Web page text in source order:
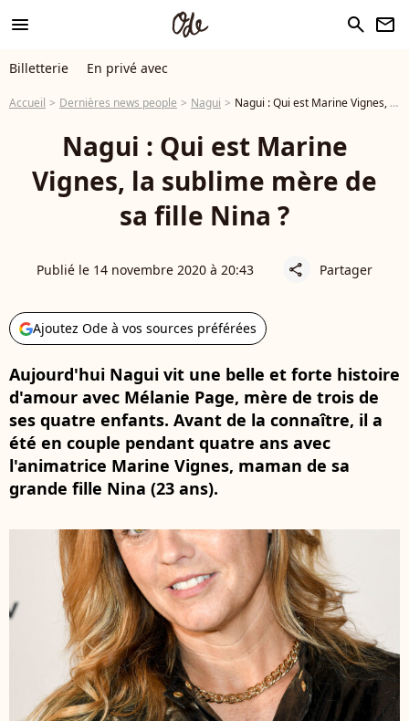
menu search newsletter
Billetterie En privé avec
Accueil Dernières news people Nagui Nagui : Qui est Marine Vignes, la sublime mère de sa fille Nina ?
Nagui : Qui est Marine
Vignes, la sublime mère de
sa fille Nina ?
Publié le 14 novembre 2020 à 20:43 share Partager
Ajoutez Ode à vos sources préférées
Aujourd'hui Nagui vit une belle et forte histoire
d'amour avec Mélanie Page, mère de trois de
ses quatre enfants. Avant de la connaître, il a
été en couple pendant quatre ans avec
l'animatrice Marine Vignes, maman de sa
grande fille Nina (23 ans).